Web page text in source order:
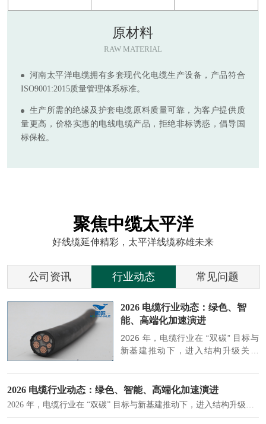
原材料
RAW MATERIAL
河南太平洋电缆拥有多套现代化电缆生产设备，产品符合
ISO9001:2015质量管理体系标准。
生产所需的绝缘及护套电缆原料质量可靠，为客户提供质
量更高，价格实惠的电线电缆产品，拒绝非标诱惑，倡导国
标保检。
聚焦中缆太平洋
好线缆延伸精彩，太平洋线缆称雄未来
公司资讯 行业动态 常见问题
2026 电缆行业动态：绿色、智
能、高端化加速演进
2026 年，电缆行业在 “双碳” 目标与
新基建推动下，进入结构升级关键
大清晰趋势，市场格局持续优化。
2026 电缆行业动态：绿色、智能、高端化加速演进